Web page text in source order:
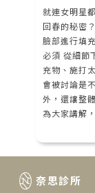
就連女明星
回春的秘密
臉部進行填
必須 從細節
充物、施打
會被討論是
外，還讓整
為大家講解
奈思診所